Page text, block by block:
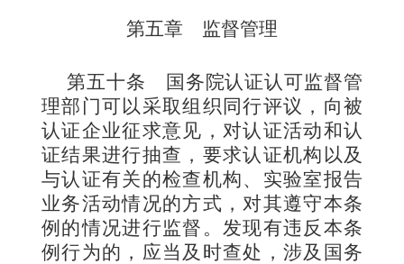
第五章 监督管理
第五十条
国务院认证认可监督管
理部门可以采取组织同行评议，向被
认证企业征求意见，对认证活动和认
证结果进行抽查，要求认证机构以及
与认证有关的检查机构、实验室报告
业务活动情况的方式，对其遵守本条
例的情况进行监督。发现有违反本条
例行为的，应当及时查处，涉及国务